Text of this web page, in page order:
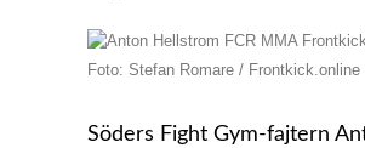
Foto: Stefan Romare / Frontkick.online
Söders Fight Gym-fajtern